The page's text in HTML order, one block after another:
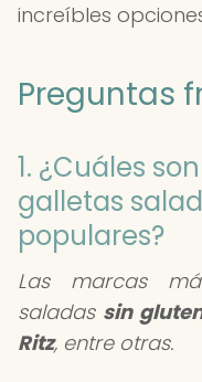
increíbles
Preguntas
1. ¿Cuáles
galletas
populares?
Las marcas
saladas sin
Ritz, entre otras.